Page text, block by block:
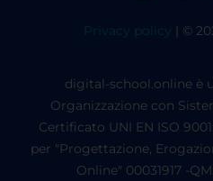
Privacy policy | ©
digital-school.online è
Organizzazione con
Certificato UNI EN ISO
per "Progettazione,
Online" 00031917 -